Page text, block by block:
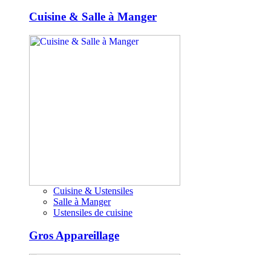
Cuisine & Salle à Manger
Cuisine & Ustensiles
Salle à Manger
Ustensiles de cuisine
Gros Appareillage